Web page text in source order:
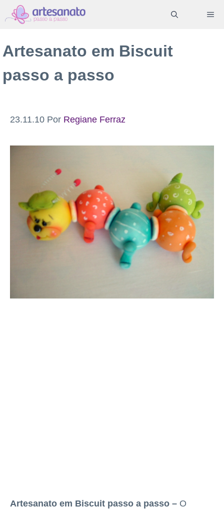
Pular
para
conteúdo
Artesanato em Biscuit
passo a passo
23.11.10 Por Regiane Ferraz
Artesanato em Biscuit passo a passo – O